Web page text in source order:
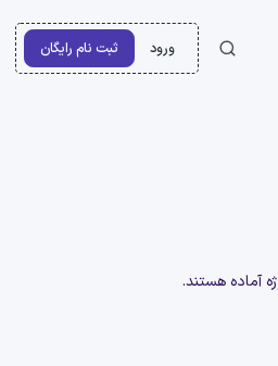
ورود ثبت نام رایگان
آماده هستند.